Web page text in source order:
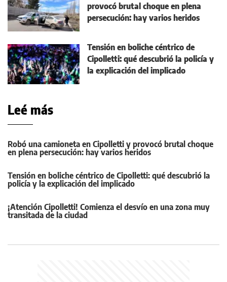
provocó brutal choque en plena
persecución: hay varios heridos
Tensión en boliche céntrico de
Cipolletti: qué descubrió la policía y
la explicación del implicado
Leé más
Robó una camioneta en Cipolletti y provocó brutal choque
en plena persecución: hay varios heridos
Tensión en boliche céntrico de Cipolletti: qué descubrió la
policía y la explicación del implicado
¡Atención Cipolletti! Comienza el desvío en una zona muy
transitada de la ciudad